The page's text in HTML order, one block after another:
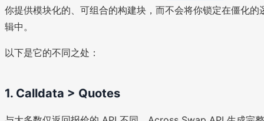
你提供模块化的、可组合的构建块，而不会将你锁定在僵化的
辑中。
以下是它的不同之处：
1. Calldata > Quotes